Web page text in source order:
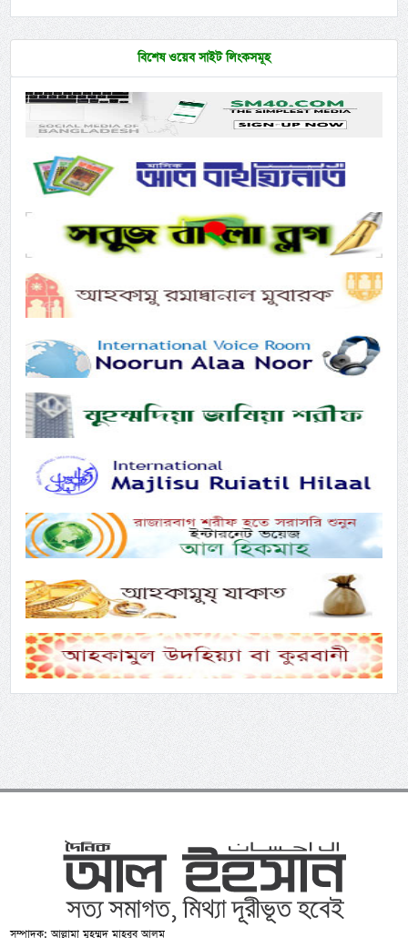
বিশেষ ওয়েব সাইট লিংকসমূহ
সম্পাদক: আল্লামা মুহম্মদ মাহবুব আলম